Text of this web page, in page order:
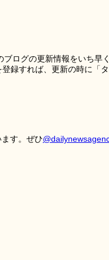
ログの更新情報をいち早
登録すれば、更新の時に「
す。ぜひ